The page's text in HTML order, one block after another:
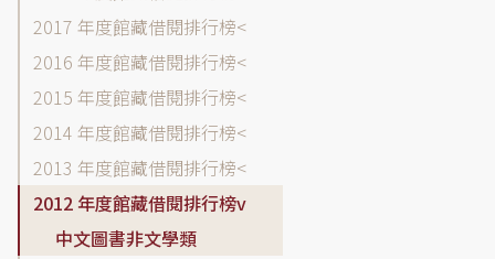
榜
年
度
選
2017 年度館藏借閱排行榜
2016 年度館藏借閱排行榜
2015 年度館藏借閱排行榜
2014 年度館藏借閱排行榜
2013 年度館藏借閱排行榜
2012 年度館藏借閱排行榜
中文圖書非文學類